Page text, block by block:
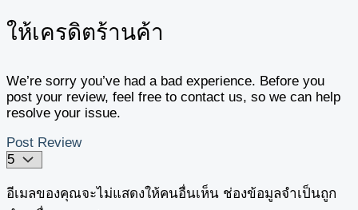
ให้เครดิตร้านค้า
We’re sorry you’ve had a bad experience. Before you
post your review, feel free to contact us, so we can help
resolve your issue.
Post Review
อีเมลของคุณจะไม่แสดงให้คนอื่นเห็น ช่องข้อมูลจำเป็นถูก